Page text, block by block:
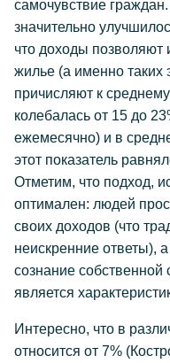
самочувствие
значительно
что доходы позволяют
жилье (а именно таких
причисляют к
колебалась от 15 до
ежемесячно) и в
этот показатель
Отметим, что подход,
оптимален: людей
своих доходов (что
неискренние ответы),
сознание собственной
является
Интересно, что в
относится от 7%